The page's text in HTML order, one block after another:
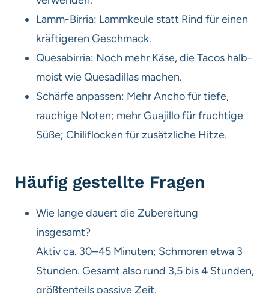
Lamm-Birria: Lammkeule statt Rind für einen
kräftigeren Geschmack.
Quesabirria: Noch mehr Käse, die Tacos halb-
moist wie Quesadillas machen.
Schärfe anpassen: Mehr Ancho für tiefe,
rauchige Noten; mehr Guajillo für fruchtige
Süße; Chiliflocken für zusätzliche Hitze.
Häufig gestellte Fragen
Wie lange dauert die Zubereitung
insgesamt?
Aktiv ca. 30–45 Minuten; Schmoren etwa 3
Stunden. Gesamt also rund 3,5 bis 4 Stunden,
größtenteils passive Zeit.